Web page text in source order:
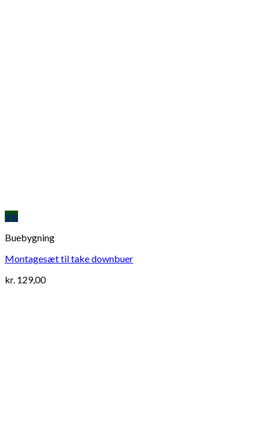
Vis
Buebygning
Montagesæt til take downbuer
kr. 129,00